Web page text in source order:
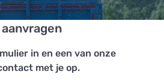
in en een van onze
met je op.